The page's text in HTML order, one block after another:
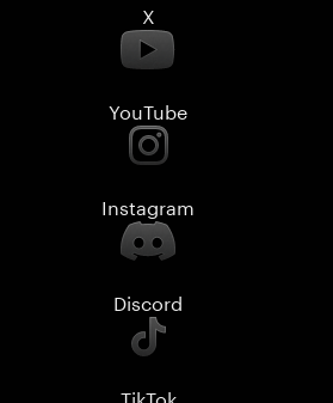
X
YouTube
Instagram
Discord
TikTok